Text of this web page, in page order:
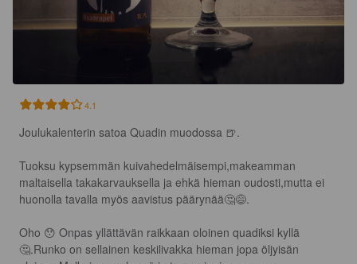
4.1
Joulukalenterin satoa Quadin muodossa 🍺.
Tuoksu kypsemmän kuivahedelmäisempi,makeamman
maltaisella takakarvauksella ja ehkä hieman oudosti,mutta ei
huonolla tavalla myös aavistus päärynää🤔😅.
Oho 😯 Onpas yllättävän raikkaan oloinen quadiksi kyllä
🤔.Runko on sellainen keskilivakka hieman jopa öljyisän